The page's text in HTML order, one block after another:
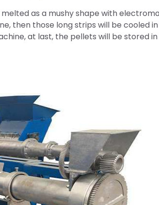
as a mushy shape with
then those long strips will be cooled
at last, the pellets will be stored